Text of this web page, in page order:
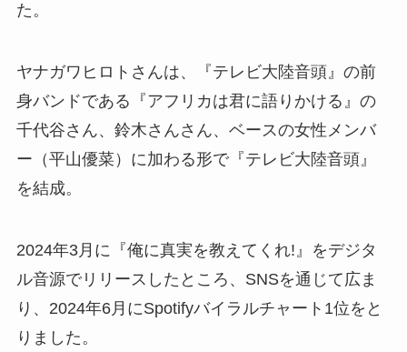
た。
ヤナガワヒロトさんは、『テレビ大陸音頭』の前
身バンドである『アフリカは君に語りかける』の
千代谷さん、鈴木さんさん、ベースの女性メンバ
ー（平山優菜）に加わる形で『テレビ大陸音頭』
を結成。
2024年3月に『俺に真実を教えてくれ!』をデジタ
ル音源でリリースしたところ、SNSを通じて広ま
り、2024年6月にSpotifyバイラルチャート1位をと
りました。